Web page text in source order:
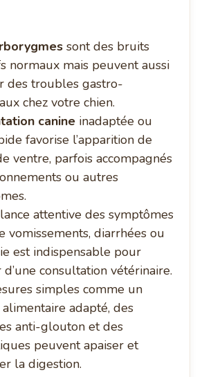
sont des bruits
normaux mais peuvent aussi
des troubles gastro-
chez votre chien.
canine inadaptée ou
favorise l’apparition de
ventre, parfois accompagnés
ou autres
attentive des symptômes
vomissements, diarrhées ou
est indispensable pour
consultation vétérinaire.
simples comme un
adapté, des
anti-glouton et des
peuvent apaiser et
la digestion.